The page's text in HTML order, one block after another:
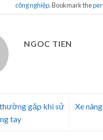
công nghiệp. Bookmark the
NGOC TIEN
gặp khi sử
tay
Xe